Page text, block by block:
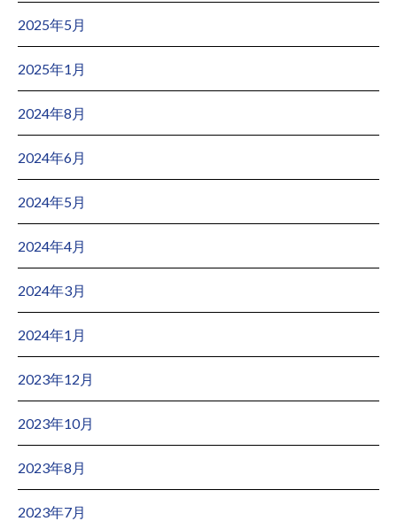
2025年5月
2025年1月
2024年8月
2024年6月
2024年5月
2024年4月
2024年3月
2024年1月
2023年12月
2023年10月
2023年8月
2023年7月